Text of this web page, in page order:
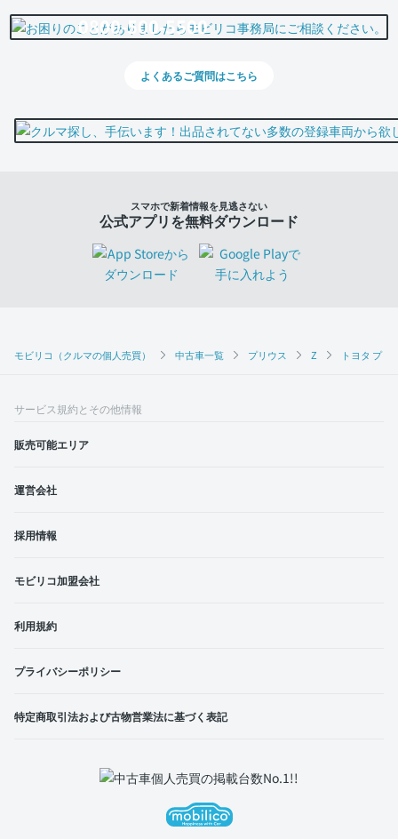
モビリコ（クルマの個人売買） 中古車一覧 プリウス Z トヨタ プ
0800-500-5500
よくあるご質問はこちら
スマホで新着情報を見逃さない
公式アプリを無料ダウンロード
サービス規約とその他情報
販売可能エリア
運営会社
採用情報
モビリコ加盟会社
利用規約
プライバシーポリシー
特定商取引法および古物営業法に基づく表記